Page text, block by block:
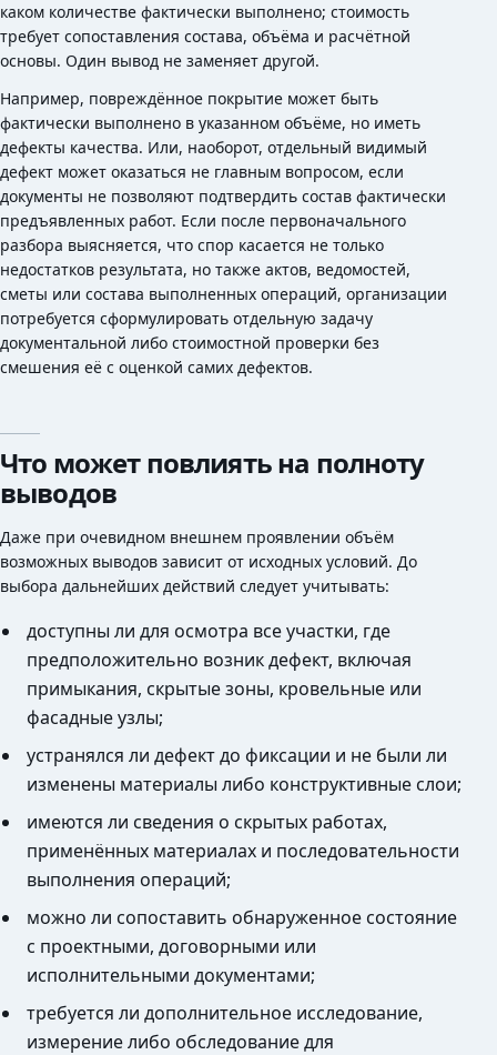
каком количестве фактически выполнено; стоимость
требует сопоставления состава, объёма и расчётной
основы. Один вывод не заменяет другой.
Например, повреждённое покрытие может быть
фактически выполнено в указанном объёме, но иметь
дефекты качества. Или, наоборот, отдельный видимый
дефект может оказаться не главным вопросом, если
документы не позволяют подтвердить состав фактически
предъявленных работ. Если после первоначального
разбора выясняется, что спор касается не только
недостатков результата, но также актов, ведомостей,
сметы или состава выполненных операций, организации
потребуется сформулировать отдельную задачу
документальной либо стоимостной проверки без
смешения её с оценкой самих дефектов.
Что может повлиять на полноту
выводов
Даже при очевидном внешнем проявлении объём
возможных выводов зависит от исходных условий. До
выбора дальнейших действий следует учитывать:
доступны ли для осмотра все участки, где
предположительно возник дефект, включая
примыкания, скрытые зоны, кровельные или
фасадные узлы;
устранялся ли дефект до фиксации и не были ли
изменены материалы либо конструктивные слои;
имеются ли сведения о скрытых работах,
применённых материалах и последовательности
выполнения операций;
можно ли сопоставить обнаруженное состояние
с проектными, договорными или
исполнительными документами;
требуется ли дополнительное исследование,
измерение либо обследование для